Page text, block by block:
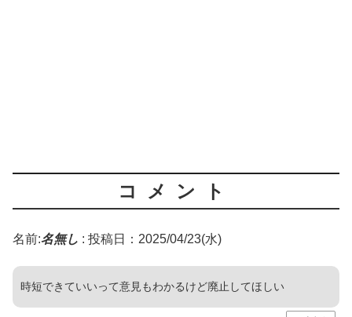
コメント
名前:名無し : 投稿日：2025/04/23(水)
時短できていいって意見もわかるけど廃止してほしい